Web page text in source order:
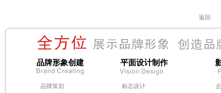
返回
品牌形象创建 平面设计制作
品牌策划
标志设计